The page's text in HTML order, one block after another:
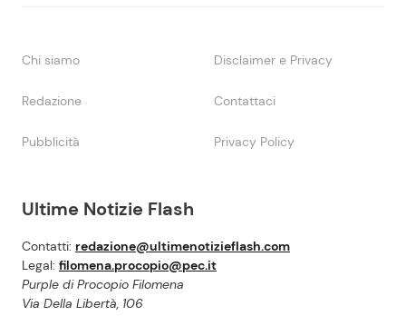
Ultime Notizie Flash
Contatti: redazione@ultimenotizieflash.com
Legal: filomena.procopio@pec.it
Purple di Procopio Filomena
Via Della Libertà, 106
Chi siamo Disclaimer e Privacy
Redazione Contattaci
Pubblicità Privacy Policy